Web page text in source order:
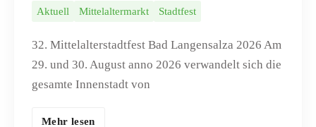
Aktuell Mittelaltermarkt Stadtfest
32. Mittelalterstadtfest Bad Langensalza 2026 Am
29. und 30. August anno 2026 verwandelt sich die
gesamte Innenstadt von
Mehr lesen